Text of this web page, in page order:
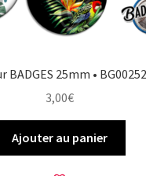
BADGES 25mm •
3,00€
Ajouter au panier